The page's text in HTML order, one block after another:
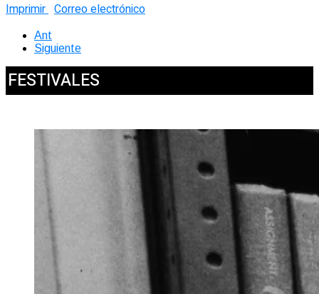
Imprimir Correo electrónico
Ant
Siguiente
FESTIVALES